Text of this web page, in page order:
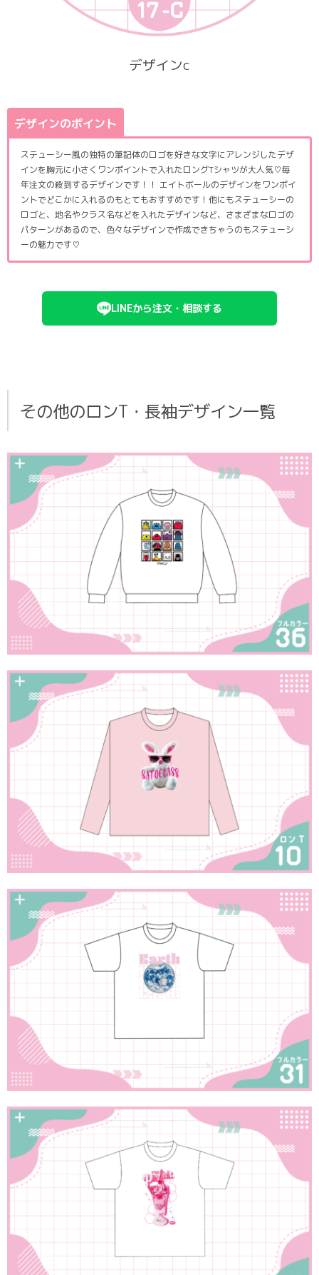
デザインc
デザインのポイント
ステューシー風の独特の筆記体のロゴを好きな文字にアレンジしたデザ
インを胸元に小さくワンポイントで入れたロングTシャツが大人気♡毎
年注文の殺到するデザインです！！ エイトボールのデザインをワンポイ
ントでどこかに入れるのもとてもおすすめです！他にもステューシーの
ロゴと、地名やクラス名などを入れたデザインなど、さまざまなロゴの
パターンがあるので、色々なデザインで作成できちゃうのもステューシ
ーの魅力です♡
LINEから注文・相談する
その他のロンT・長袖デザイン一覧